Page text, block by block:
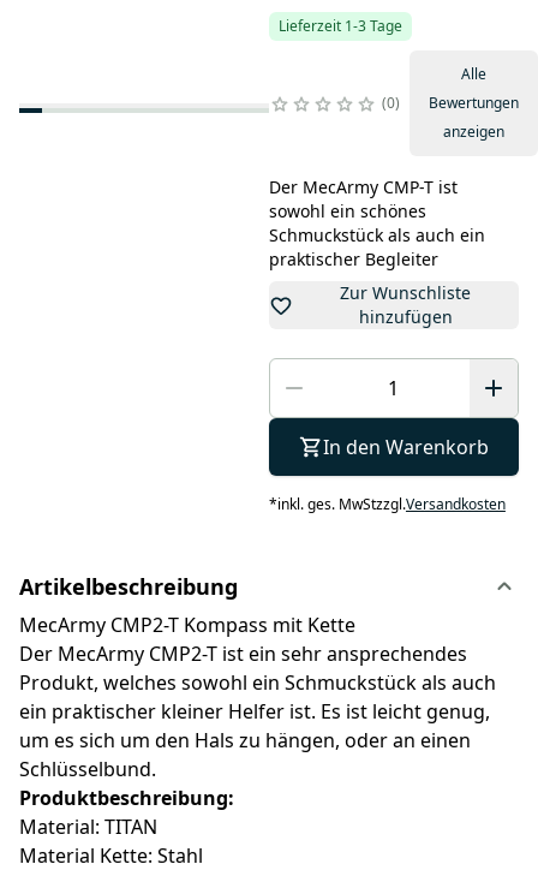
Lieferzeit 1-3 Tage
0
Alle
Bewertungen
anzeigen
Der MecArmy CMP-T ist
sowohl ein schönes
Schmuckstück als auch ein
praktischer Begleiter
Zur Wunschliste
hinzufügen
In den Warenkorb
*inkl. ges. MwStzzgl.Versandkosten
Artikelbeschreibung
MecArmy CMP2-T Kompass mit Kette
Der MecArmy CMP2-T ist ein sehr ansprechendes
Produkt, welches sowohl ein Schmuckstück als auch
ein praktischer kleiner Helfer ist. Es ist leicht genug,
um es sich um den Hals zu hängen, oder an einen
Schlüsselbund.
Produktbeschreibung:
Material: TITAN
Material Kette: Stahl